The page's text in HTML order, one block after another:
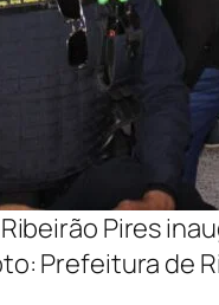
Pires
Prefeitura de